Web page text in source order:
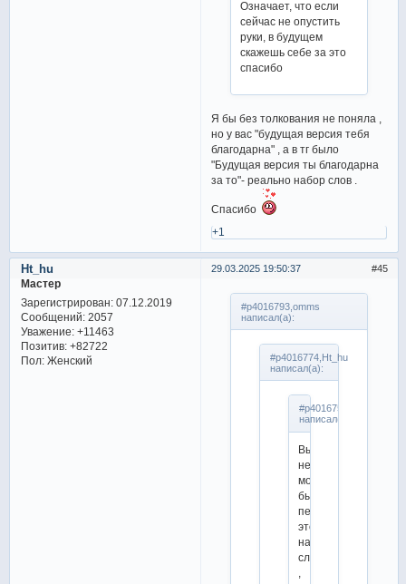
Означает, что если
сейчас не опустить
руки, в будущем
скажешь себе за это
спасибо
Я бы без толкования не поняла ,
но у вас "будущая версия тебя
благодарна" , а в тг было
"Будущая версия ты благодарна
за то"- реально набор слов .
Спасибо
+1
45
29.03.2025 19:50:37
Ht_hu
Мастер
Зарегистрирован: 07.12.2019
Сообщений:2057
Уважение: +11463
Позитив: +82722
Пол:Женский
#p4016793,omms
написал(а):
#p4016774,Ht_hu
написал(а):
#p4016757,omms
написал(а):
Вы
не
могли
бы
перевести
этот
набор
слов